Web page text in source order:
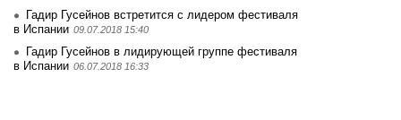
Гадир Гусейнов встретится с лидером фестиваля
в Испании 09.07.2018 15:40
Гадир Гусейнов в лидирующей группе фестиваля
в Испании 06.07.2018 16:33